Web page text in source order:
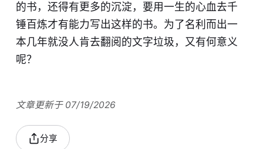
的书，还得有更多的沉淀，要用一生的心血去千
锤百炼才有能力写出这样的书。为了名利而出一
本几年就没人肯去翻阅的文字垃圾，又有何意义
呢？
文章更新于 07/19/2026
分享